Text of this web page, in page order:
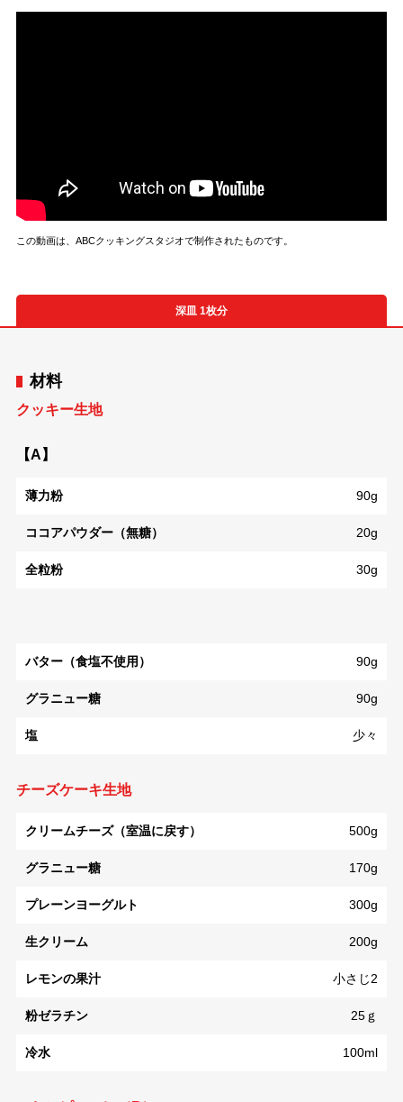
この動画は、ABCクッキングスタジオで制作されたものです。
深皿 1枚分
材料
クッキー生地
【A】
薄力粉 90g
ココアパウダー（無糖） 20g
全粒粉 30g
バター（食塩不使用） 90g
グラニュー糖 90g
塩 少々
チーズケーキ生地
クリームチーズ（室温に戻す） 500g
グラニュー糖 170g
プレーンヨーグルト 300g
生クリーム 200g
レモンの果汁 小さじ2
粉ゼラチン 25ｇ
冷水 100ml